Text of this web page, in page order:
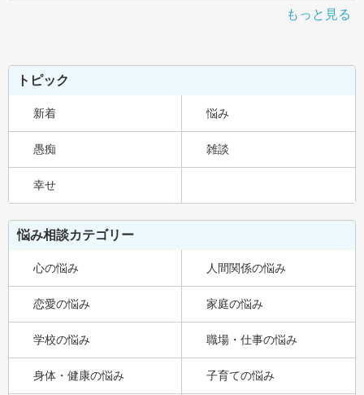
もっと見る
トピック
新着 悩み
愚痴 雑談
幸せ
悩み相談カテゴリー
心の悩み 人間関係の悩み
恋愛の悩み 家庭の悩み
学校の悩み 職場・仕事の悩み
身体・健康の悩み 子育ての悩み